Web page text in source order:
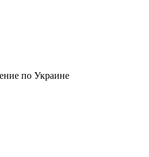
по Украине